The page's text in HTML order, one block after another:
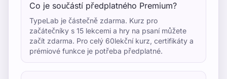
Co je součástí předplatného Premium?
TypeLab je částečně zdarma. Kurz pro
začátečníky s 15 lekcemi a hry na psaní můžete
začít zdarma. Pro celý 60lekční kurz, certifikáty a
prémiové funkce je potřeba předplatné.